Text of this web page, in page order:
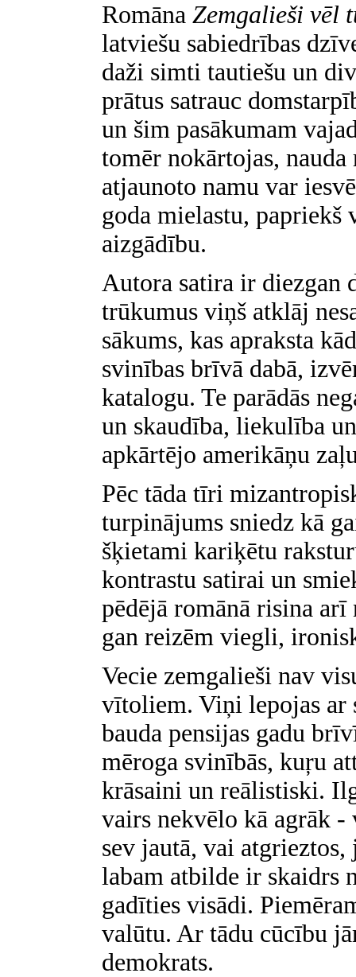
Romāna Zemgalieši vēl
latviešu sabiedrības
daži simti tautiešu un
prātus satrauc
un šim pasākumam
tomēr nokārtojas, nauda
atjaunoto namu var
goda mielastu, papriekš
aizgādību.
Autora satira ir diezgan
trūkumus viņš atklāj
sākums, kas apraksta
svinības brīvā dabā,
katalogu. Te parādās
un skaudība, liekulība
apkārtējo amerikāņu
Pēc tāda tīri
turpinājums sniedz kā
šķietami kariķētu
kontrastu satirai un
pēdējā romānā risina arī
gan reizēm viegli,
Vecie zemgalieši nav
vītoliem. Viņi lepojas ar
bauda pensijas gadu
mēroga svinībās, kuŗu
krāsaini un reālistiski.
vairs nekvēlo kā agrāk
sev jautā, vai
labam atbilde ir skaidrs
gadīties visādi.
valūtu. Ar tādu cūcību
demokrats.